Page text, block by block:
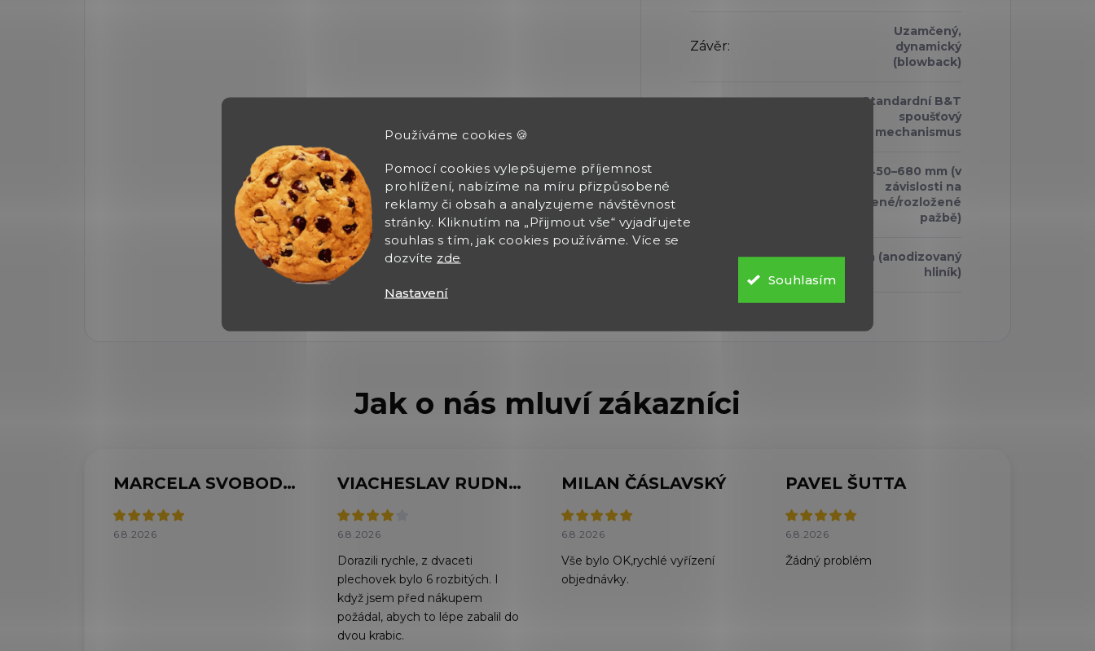
Používáme cookies 🍪
Pomocí cookies vylepšujeme příjemnost
prohlížení, nabízíme na míru přizpůsobené
reklamy či obsah a analyzujeme návštěvnost
stránky. Kliknutím na „Přijmout vše“ vyjadřujete
souhlas s tím, jak cookies používáme. Více se
dozvíte zde
Nastavení
Souhlasím
Závěr:
Uzamčený,
dynamický
(blowback)
Standardní B&T
spoušťový
mechanismus
cca 450–680 mm (v
závislosti na
sklopené/rozložené
pažbě)
Černá (anodizovaný
hliník)
MARCELA SVOBODOVÁ
6.8.2026
VIACHESLAV RUDNYTSKYI
6.8.2026
Dorazili rychle, z dvaceti
plechovek bylo 6 rozbitých. I
když jsem před nákupem
požádal, abych to lépe zabalil do
dvou krabic.
MILAN ČÁSLAVSKÝ
6.8.2026
Vše bylo OK,rychlé vyřízení
objednávky.
PAVEL ŠUTTA
6.8.2026
Žádný problém